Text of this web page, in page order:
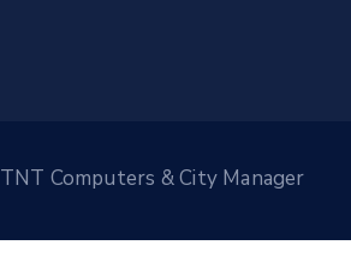
TNT Computers &City Manager